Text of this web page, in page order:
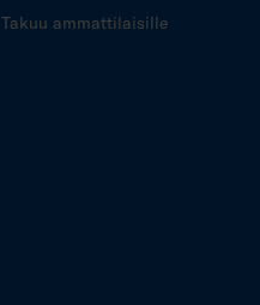
Takuu ammattilaisille